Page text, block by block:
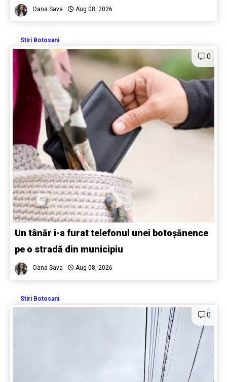
Oana Sava Aug 08, 2026
Stiri Botosani
0
Un tânăr i-a furat telefonul unei botoșănence
pe o stradă din municipiu
Oana Sava Aug 08, 2026
Stiri Botosani
0